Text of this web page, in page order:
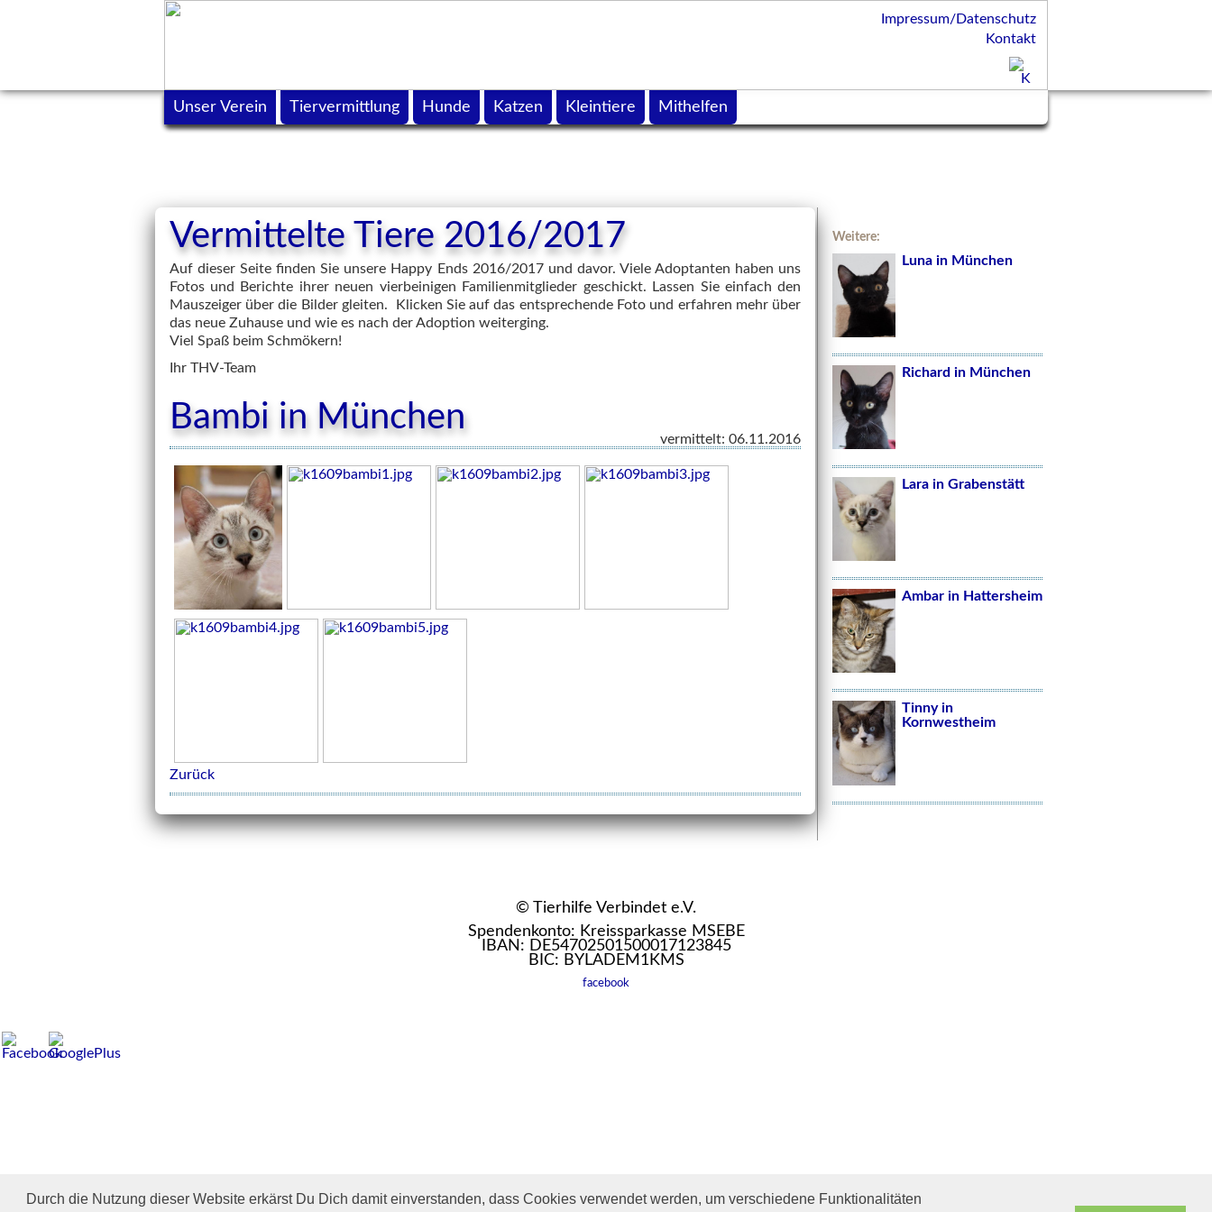
Durch die Nutzung dieser Website erkärst Du Dich damit einverstanden, dass Cookies verwendet werden, um verschiedene Funktionalitäten
Weitere:
Luna in München
Richard in München
Lara in Grabenstätt
Ambar in Hattersheim
Tinny in
Kornwestheim
Vermittelte Tiere 2016/2017
Auf dieser Seite finden Sie unsere Happy Ends 2016/2017 und davor. Viele Adoptanten haben uns
Fotos und Berichte ihrer neuen vierbeinigen Familienmitglieder geschickt. Lassen Sie einfach den
Mauszeiger über die Bilder gleiten. Klicken Sie auf das entsprechende Foto und erfahren mehr über
das neue Zuhause und wie es nach der Adoption weiterging.
Viel Spaß beim Schmökern!
Ihr THV-Team
Bambi in München
vermittelt: 06.11.2016
Zurück
© Tierhilfe Verbindet e.V.
Spendenkonto: Kreissparkasse MSEBE
IBAN: DE54702501500017123845
BIC: BYLADEM1KMS
facebook
Impressum/Datenschutz
Kontakt
Unser Verein Tiervermittlung Hunde Katzen Kleintiere Mithelfen